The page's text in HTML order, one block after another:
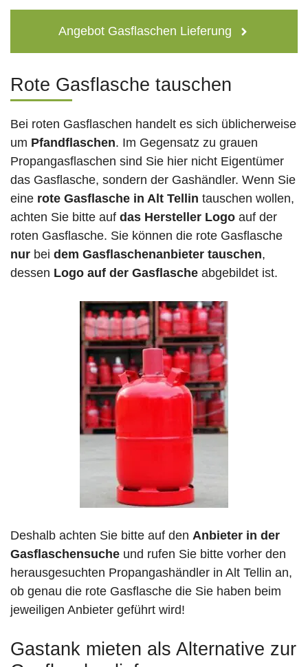
Angebot Gasflaschen Lieferung
Rote Gasflasche tauschen
Bei roten Gasflaschen handelt es sich üblicherweise
um Pfandflaschen. Im Gegensatz zu grauen
Propangasflaschen sind Sie hier nicht Eigentümer
das Gasflasche, sondern der Gashändler. Wenn Sie
eine rote Gasflasche in Alt Tellin tauschen wollen,
achten Sie bitte auf das Hersteller Logo auf der
roten Gasflasche. Sie können die rote Gasflasche
nur bei dem Gasflaschenanbieter tauschen,
dessen Logo auf der Gasflasche abgebildet ist.
Deshalb achten Sie bitte auf den Anbieter in der
Gasflaschensuche und rufen Sie bitte vorher den
herausgesuchten Propangashändler in Alt Tellin an,
ob genau die rote Gasflasche die Sie haben beim
jeweiligen Anbieter geführt wird!
Gastank mieten als Alternative zur